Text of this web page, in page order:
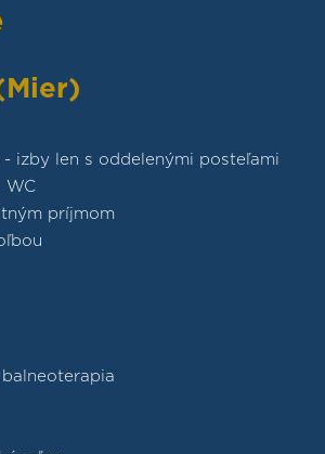
izby len s oddelenými posteľami
WC
príjmom